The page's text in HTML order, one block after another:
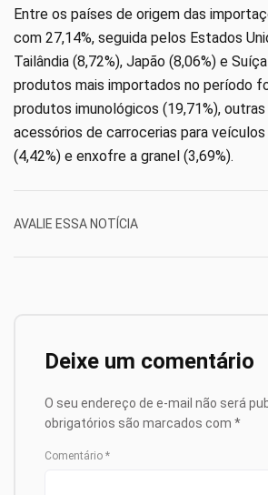
Entre os países de origem das
com 27,14%, seguida pelos Estados
Tailândia (8,72%), Japão (8,06%) e
produtos mais importados no período
produtos imunológicos (19,71%),
acessórios de carrocerias para
(4,42%) e enxofre a granel (3,69%).
AVALIE ESSA NOTÍCIA
Deixe um comentário
O seu endereço de e-mail não será
obrigatórios são marcados com *
Comentário *